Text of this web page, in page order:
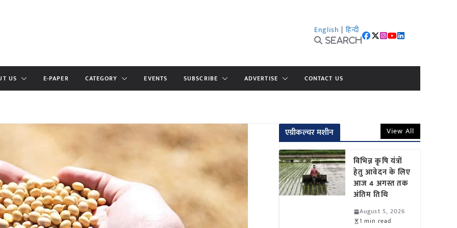
English | हिन्दी
Search
US E-PAPER CATEGORY EVENTS SUBSCRIBE ADVERTISE CONTACT US
एग्रीकल्चर मशीन View All
विभिन्न कृषि यंत्रों
हेतु आवेदन के लिए
आज 4 अगस्त तक
अंतिम तिथि
August 5, 2026
1 min read